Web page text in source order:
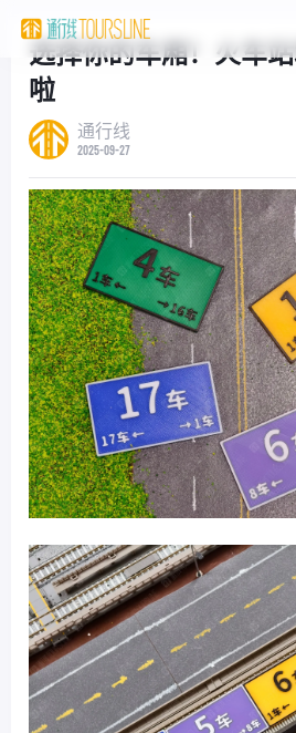
选择你的车厢！火车
啦
通行线
2025-09-27